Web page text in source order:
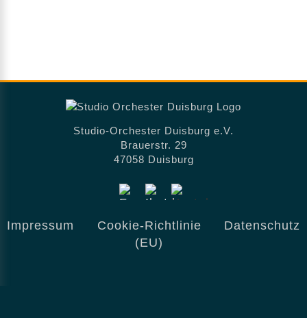
Studio-Orchester Duisburg e.V.
Brauerstr. 29
47058 Duisburg
Impressum
Cookie-Richtlinie
(EU)
Datenschutz